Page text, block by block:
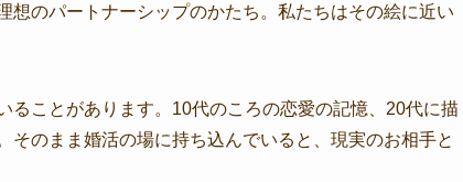
想のパートナーシップのかたち。私たちはその絵に近い
ことがあります。10代のころの恋愛の記憶、20代に描
のまま婚活の場に持ち込んでいると、現実のお相手と